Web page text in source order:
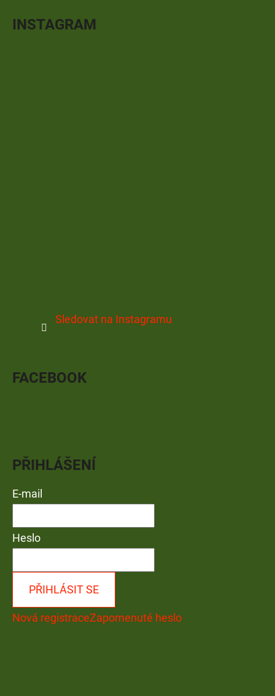
INSTAGRAM
Sledovat na Instagramu
FACEBOOK
PŘIHLÁŠENÍ
E-mail
Heslo
PŘIHLÁSIT SE
Nová registraceZapomenuté heslo